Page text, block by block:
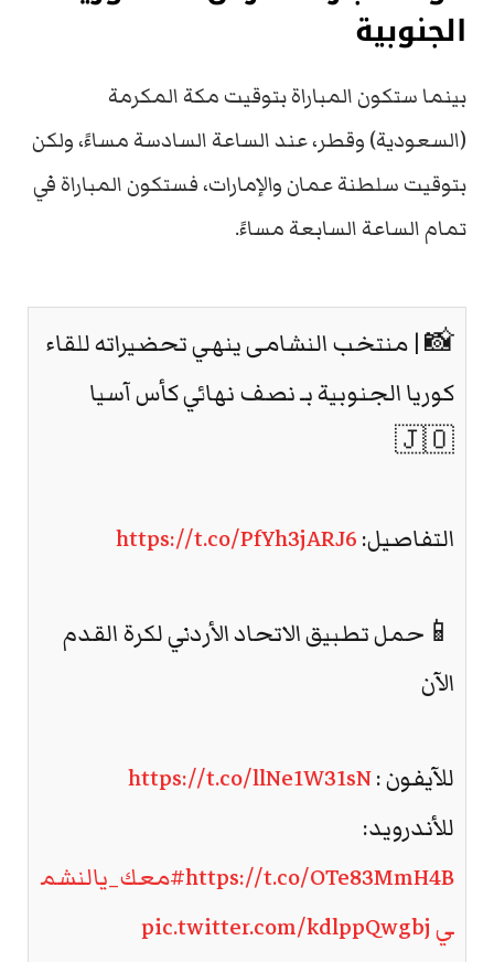
الجنوبية
بينما ستكون المباراة بتوقيت مكة المكرمة
(السعودية) وقطر، عند الساعة السادسة مساءً، ولكن
بتوقيت سلطنة عمان والإمارات، فستكون المباراة في
تمام الساعة السابعة مساءً.
📸 | منتخب النشامى ينهي تحضيراته للقاء
كوريا الجنوبية بـ نصف نهائي كأس آسيا
🇯🇴
التفاصيل:https://t.co/PfYh3jARJ6
📱حمل تطبيق الاتحاد الأردني لكرة القدم
الآن
للآيفون :https://t.co/llNe1W31sN
للأندرويد:
https://t.co/OTe83MmH4B#معك_يالنشم
يpic.twitter.com/kdlppQwgbj